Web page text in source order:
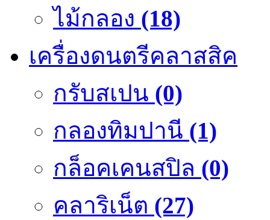
ไม้กลอง (18)
เครื่องดนตรีคลาสสิค
กรับสเปน (0)
กลองทิมปานี (1)
กล็อคเคนสปิล (0)
คลาริเน็ต (27)